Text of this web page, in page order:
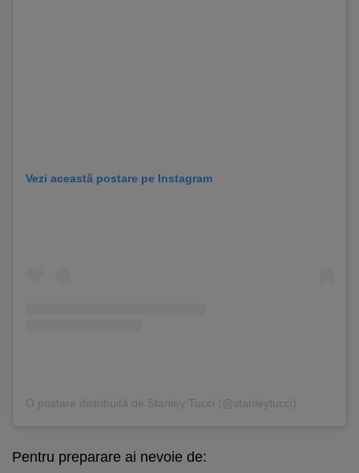
Vezi această postare pe Instagram
O postare distribuită de Stanley Tucci (@stanleytucci)
Pentru preparare ai nevoie de: